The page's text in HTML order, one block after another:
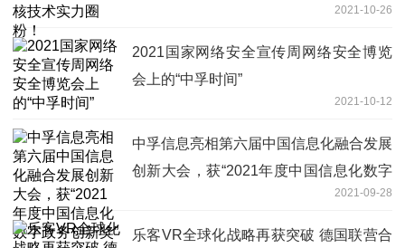
2021-10-26
2021国家网络安全宣传周网络安全博览
会上的“中孚时间”
2021-10-12
中孚信息亮相第六届中国信息化融合发展
创新大会，获“2021年度中国信息化数字
2021-09-28
乐客VR全球化战略再获突破 德国联营合